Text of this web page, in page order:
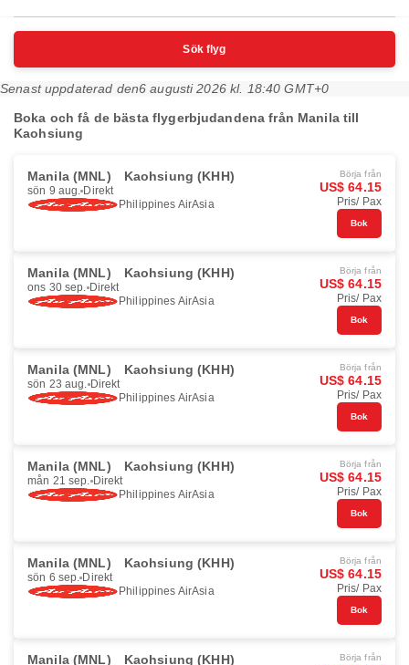
Sök flyg
Senast uppdaterad den6 augusti 2026 kl. 18:40 GMT+0
Boka och få de bästa flygerbjudandena från Manila till
Kaohsiung
Manila (MNL) Kaohsiung (KHH)
sön 9 aug. Direkt
Philippines AirAsia
Börja från
US$ 64.15
Pris/ Pax
Bok
Manila (MNL) Kaohsiung (KHH)
ons 30 sep. Direkt
Philippines AirAsia
Börja från
US$ 64.15
Pris/ Pax
Bok
Manila (MNL) Kaohsiung (KHH)
sön 23 aug. Direkt
Philippines AirAsia
Börja från
US$ 64.15
Pris/ Pax
Bok
Manila (MNL) Kaohsiung (KHH)
mån 21 sep. Direkt
Philippines AirAsia
Börja från
US$ 64.15
Pris/ Pax
Bok
Manila (MNL) Kaohsiung (KHH)
sön 6 sep. Direkt
Philippines AirAsia
Börja från
US$ 64.15
Pris/ Pax
Bok
Manila (MNL) Kaohsiung (KHH) Börja från